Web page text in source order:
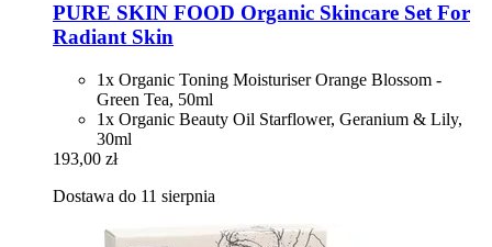
PURE SKIN FOOD Organic Skincare Set For
Radiant Skin
1x Organic Toning Moisturiser Orange Blossom -
Green Tea, 50ml
1x Organic Beauty Oil Starflower, Geranium & Lily,
30ml
193,00 zł
Dostawa do 11 sierpnia